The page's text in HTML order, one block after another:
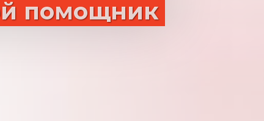
помощник